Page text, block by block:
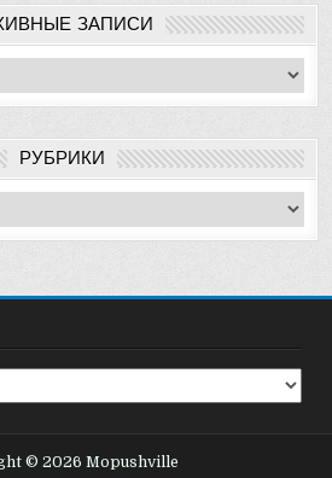
ЗАПИСИ
РУБРИКИ
© 2026 Mopushville